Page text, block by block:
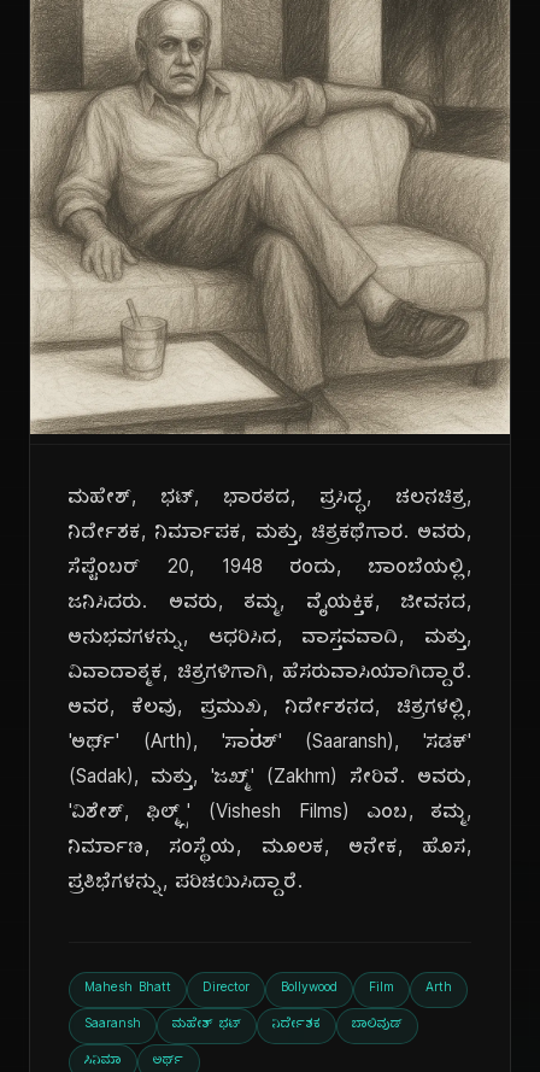
ಮಹೇಶ್, ಭಟ್, ಭಾರತದ, ಪ್ರಸಿದ್ಧ, ಚಲನಚಿತ್ರ,
ನಿರ್ದೇಶಕ, ನಿರ್ಮಾಪಕ, ಮತ್ತು, ಚಿತ್ರಕಥೆಗಾರ. ಅವರು,
ಸೆಪ್ಟೆಂಬರ್ 20, 1948 ರಂದು, ಬಾಂಬೆಯಲ್ಲಿ,
ಜನಿಸಿದರು. ಅವರು, ತಮ್ಮ, ವೈಯಕ್ತಿಕ, ಜೀವನದ,
ಅನುಭವಗಳನ್ನು, ಆಧರಿಸಿದ, ವಾಸ್ತವವಾದಿ, ಮತ್ತು,
ವಿವಾದಾತ್ಮಕ, ಚಿತ್ರಗಳಿಗಾಗಿ, ಹೆಸರುವಾಸಿಯಾಗಿದ್ದಾರೆ.
ಅವರ, ಕೆಲವು, ಪ್ರಮುಖ, ನಿರ್ದೇಶನದ, ಚಿತ್ರಗಳಲ್ಲಿ,
'ಅರ್ಥ್' (Arth), 'ಸಾರાંಶ್' (Saaransh), 'ಸಡಕ್'
(Sadak), ಮತ್ತು, 'ಜಖ್ಮ್' (Zakhm) ಸೇರಿವೆ. ಅವರು,
'ವಿಶೇಶ್, ಫಿಲ್ಮ್ಸ್' (Vishesh Films) ಎಂಬ, ತಮ್ಮ,
ನಿರ್ಮಾಣ, ಸಂಸ್ಥೆಯ, ಮೂಲಕ, ಅನೇಕ, ಹೊಸ,
ಪ್ರತಿಭೆಗಳನ್ನು, ಪರಿಚಯಿಸಿದ್ದಾರೆ.
Mahesh Bhatt Director Bollywood Film Arth
Saaransh ಮಹೇಶ್ ಭಟ್ ನಿರ್ದೇಶಕ ಬಾಲಿವುಡ್
ಸಿನಿಮಾ ಅರ್ಥ್